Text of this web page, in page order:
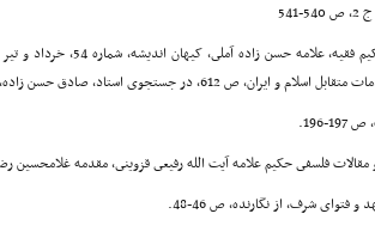
196.
فلسفى حکیم علامه آیت الله رفیعى قزوینى، مقدمه غلامحسین رضانژاد، ص 6, در آسمان
فتواى شرف، از نگارنده، ص 46-48.